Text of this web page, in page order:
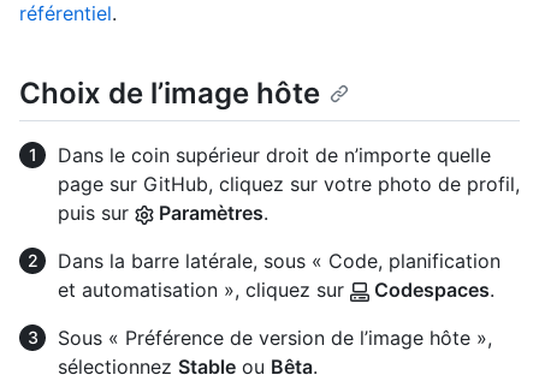
référentiel.
Choix de l’image hôte
Dans le coin supérieur droit de n’importe quelle
page sur GitHub, cliquez sur votre photo de profil,
puis sur
Paramètres.
Dans la barre latérale, sous « Code, planification
et automatisation », cliquez sur
Codespaces.
Sous « Préférence de version de l’image hôte »,
sélectionnez Stable ou Bêta.